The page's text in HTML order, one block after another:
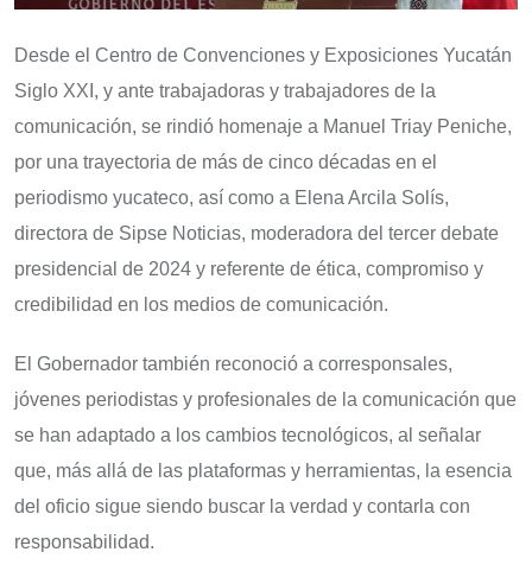
Desde el Centro de Convenciones y Exposiciones Yucatán
Siglo XXI, y ante trabajadoras y trabajadores de la
comunicación, se rindió homenaje a Manuel Triay Peniche,
por una trayectoria de más de cinco décadas en el
periodismo yucateco, así como a Elena Arcila Solís,
directora de Sipse Noticias, moderadora del tercer debate
presidencial de 2024 y referente de ética, compromiso y
credibilidad en los medios de comunicación.
El Gobernador también reconoció a corresponsales,
jóvenes periodistas y profesionales de la comunicación que
se han adaptado a los cambios tecnológicos, al señalar
que, más allá de las plataformas y herramientas, la esencia
del oficio sigue siendo buscar la verdad y contarla con
responsabilidad.